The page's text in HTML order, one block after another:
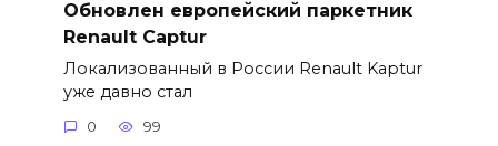
Обновлен европейский паркетник
Renault Captur
Локализованный в России Renault Kaptur
уже давно стал
0 99